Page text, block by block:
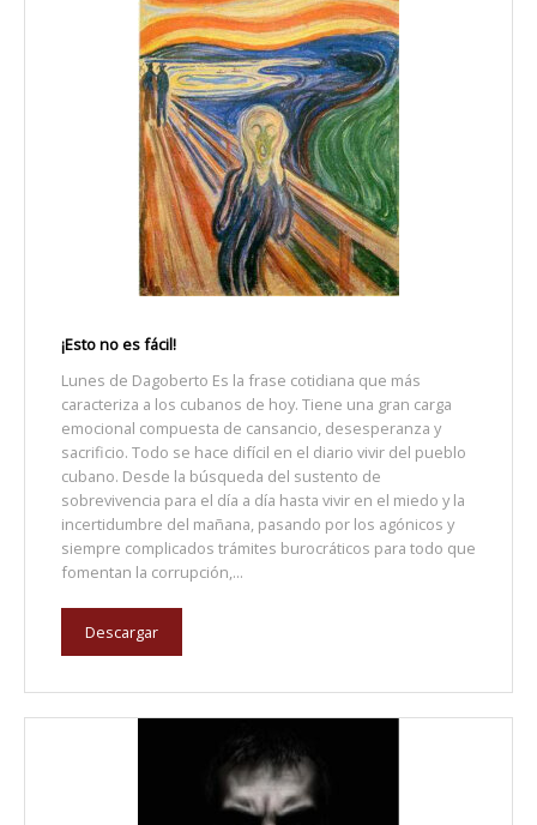
¡Esto no es fácil!
Lunes de Dagoberto Es la frase cotidiana que más
caracteriza a los cubanos de hoy. Tiene una gran carga
emocional compuesta de cansancio, desesperanza y
sacrificio. Todo se hace difícil en el diario vivir del pueblo
cubano. Desde la búsqueda del sustento de
sobrevivencia para el día a día hasta vivir en el miedo y la
incertidumbre del mañana, pasando por los agónicos y
siempre complicados trámites burocráticos para todo que
fomentan la corrupción,...
Descargar